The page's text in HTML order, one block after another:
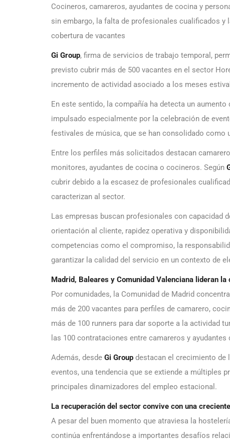
Cocineros, camareros, ayudantes de cocina y
sin embargo, la falta de profesionales cualificados
cobertura de vacantes
Gi Group, firma de servicios de trabajo temporal,
previsto cubrir más de 500 vacantes en el sector
incremento de actividad asociado a los meses
En este sentido, la compañía ha detecta un
impulsado especialmente por la celebración de
festivales de música, que se han consolidado
Entre los perfiles más solicitados destacan
monitores, ayudantes de cocina o cocineros. Según
cubrir debido a la escasez de profesionales
caracterizan al sector.
Las empresas buscan profesionales con capacidad
orientación al cliente, rapidez operativa y
competencias como el compromiso, la
garantizar la calidad del servicio en un contexto de
Madrid, Baleares y Comunidad Valenciana lideran la
Por comunidades, la Comunidad de Madrid
más de 200 vacantes para perfiles de camarero,
más de 100 runners para dar soporte a la actividad
las 100 contrataciones entre camareros y
Además, desde Gi Group destacan el crecimiento de
eventos, una tendencia que se extiende a múltiples
principales dinamizadores del empleo estacional.
La recuperación del sector convive con una
A pesar del buen momento que atraviesa la
continúa enfrentándose a importantes desafíos